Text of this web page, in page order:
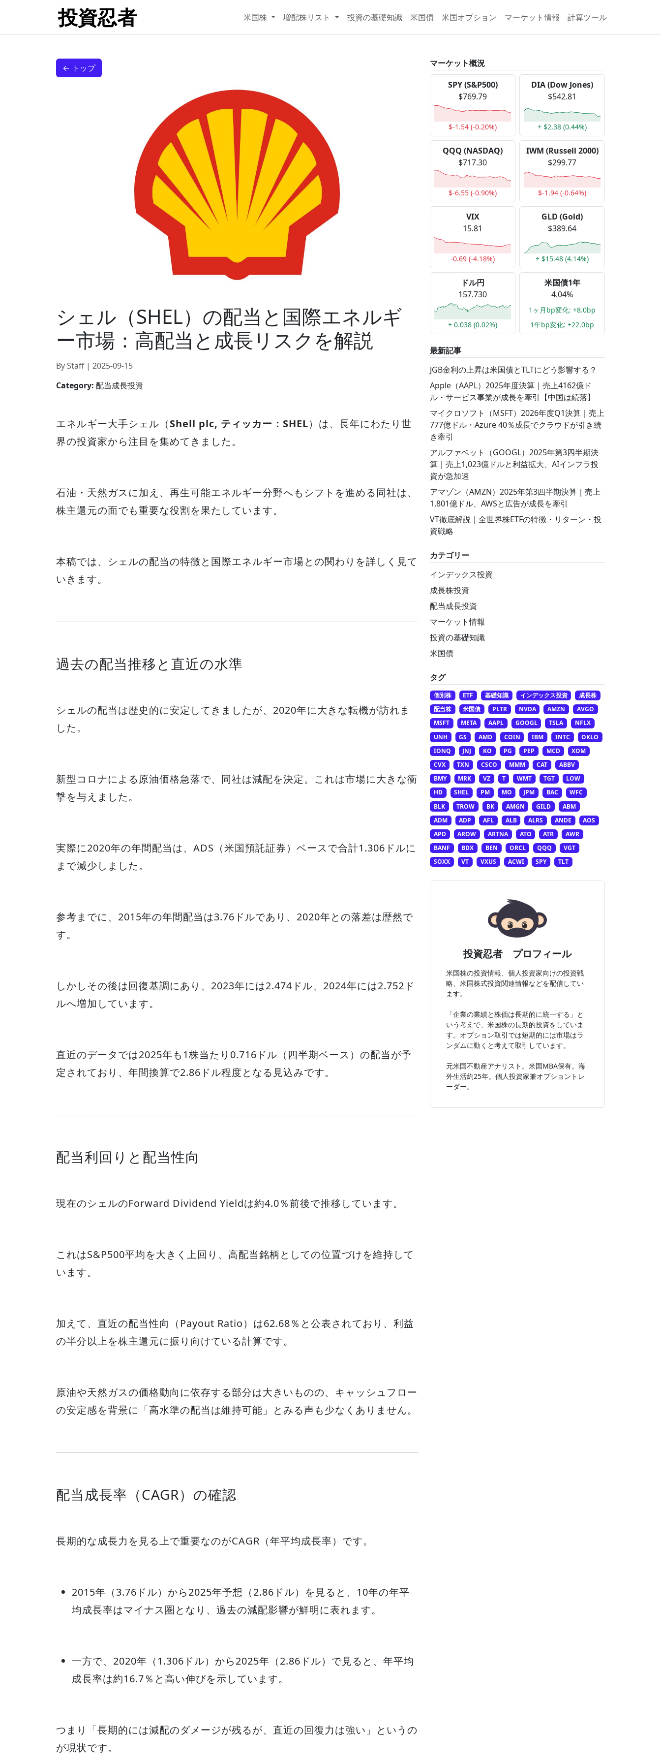
投資忍者 米国株 増配株リスト 投資の基礎知識 米国債 米国オプション マーケット情報 計算ツール
← トップ
シェル（SHEL）の配当と国際エネルギ
ー市場：高配当と成長リスクを解説
By Staff | 2025-09-15
Category: 配当成長投資
エネルギー大手シェル（Shell plc, ティッカー：SHEL）は、長年にわたり世
界の投資家から注目を集めてきました。
石油・天然ガスに加え、再生可能エネルギー分野へもシフトを進める同社は、
株主還元の面でも重要な役割を果たしています。
本稿では、シェルの配当の特徴と国際エネルギー市場との関わりを詳しく見て
いきます。
過去の配当推移と直近の水準
シェルの配当は歴史的に安定してきましたが、2020年に大きな転機が訪れま
した。
新型コロナによる原油価格急落で、同社は減配を決定。これは市場に大きな衝
撃を与えました。
実際に2020年の年間配当は、ADS（米国預託証券）ベースで合計1.306ドルに
まで減少しました。
参考までに、2015年の年間配当は3.76ドルであり、2020年との落差は歴然で
す。
しかしその後は回復基調にあり、2023年には2.474ドル、2024年には2.752ド
ルへ増加しています。
直近のデータでは2025年も1株当たり0.716ドル（四半期ベース）の配当が予
定されており、年間換算で2.86ドル程度となる見込みです。
配当利回りと配当性向
現在のシェルのForward Dividend Yieldは約4.0％前後で推移しています。
これはS&P500平均を大きく上回り、高配当銘柄としての位置づけを維持して
います。
加えて、直近の配当性向（Payout Ratio）は62.68％と公表されており、利益
の半分以上を株主還元に振り向けている計算です。
原油や天然ガスの価格動向に依存する部分は大きいものの、キャッシュフロー
の安定感を背景に「高水準の配当は維持可能」とみる声も少なくありません。
配当成長率（CAGR）の確認
長期的な成長力を見る上で重要なのがCAGR（年平均成長率）です。
2015年（3.76ドル）から2025年予想（2.86ドル）を見ると、10年の年平
均成長率はマイナス圏となり、過去の減配影響が鮮明に表れます。
一方で、2020年（1.306ドル）から2025年（2.86ドル）で見ると、年平均
成長率は約16.7％と高い伸びを示しています。
つまり「長期的には減配のダメージが残るが、直近の回復力は強い」というの
が現状です。
マーケット概況
SPY (S&P500)
$769.79
$-1.54 (-0.20%)
DIA (Dow Jones)
$542.81
+ $2.38 (0.44%)
QQQ (NASDAQ)
$717.30
$-6.55 (-0.90%)
IWM (Russell 2000)
$299.77
$-1.94 (-0.64%)
VIX
15.81
-0.69 (-4.18%)
GLD (Gold)
$389.64
+ $15.48 (4.14%)
ドル円
157.730
+ 0.038 (0.02%)
米国債1年
4.04%
1ヶ月bp変化: +8.0bp
1年bp変化: +22.0bp
最新記事
JGB金利の上昇は米国債とTLTにどう影響する？
Apple（AAPL）2025年度決算｜売上4162億ド
ル・サービス事業が成長を牽引【中国は続落】
マイクロソフト（MSFT）2026年度Q1決算｜売上
777億ドル・Azure 40％成長でクラウドが引き続
き牽引
アルファベット（GOOGL）2025年第3四半期決
算｜売上1,023億ドルと利益拡大、AIインフラ投
資が急加速
アマゾン（AMZN）2025年第3四半期決算｜売上
1,801億ドル、AWSと広告が成長を牽引
VT徹底解説｜全世界株ETFの特徴・リターン・投
資戦略
カテゴリー
インデックス投資
成長株投資
配当成長投資
マーケット情報
投資の基礎知識
米国債
タグ
個別株 ETF 基礎知識 インデックス投資
成長株
配当株
米国債 PLTR NVDA AMZN
AVGO
MSFT
META AAPL GOOGL TSLA
NFLX
UNH
GS AMD COIN IBM INTC
OKLO
IONQ
JNJ KO PG PEP MCD
XOM
CVX
TXN CSCO MMM CAT
ABBV
BMY
MRK VZ T WMT TGT
LOW
HD
SHEL PM MO JPM BAC
WFC
BLK
TROW BK AMGN GILD
ABM
ADM
ADP AFL ALB ALRS ANDE
AOS
APD
AROW ARTNA ATO ATR
AWR
BANF
BDX BEN ORCL QQQ
VGT
SOXX
VT VXUS ACWI SPY TLT
投資忍者 プロフィール
米国株の投資情報、個人投資家向けの投資戦
略、米国株式投資関連情報などを配信してい
ます。
「企業の業績と株価は長期的に統一する」と
いう考えで、米国株の長期的投資をしていま
す。オプション取引では短期的には市場はラ
ンダムに動くと考えて取引しています。
元米国不動産アナリスト。米国MBA保有。海
外生活約25年。個人投資家兼オプショントレ
ーダー。